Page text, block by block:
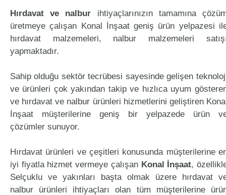
Hırdavat ve nalbur ihtiyaçlarınızın tamamına
üretmeye çalışan Konal İnşaat geniş ürün yelpazesi
hırdavat malzemeleri, nalbur malzemeleri
yapmaktadır.
Sahip olduğu sektör tecrübesi sayesinde gelişen
ve ürünleri çok yakından takip ve hızlıca uyum
ve hırdavat ve nalbur ürünleri hizmetlerini geliştiren
İnşaat müşterilerine geniş bir yelpazede ürün
çözümler sunuyor.
Hırdavat ürünleri ve çeşitleri konusunda müşterilerine
iyi fiyatla hizmet vermeye çalışan Konal İnşaat,
Selçuklu ve yakınları başta olmak üzere hırdavat
nalbur ürünleri ihtiyaçları olan tüm müşterilerine